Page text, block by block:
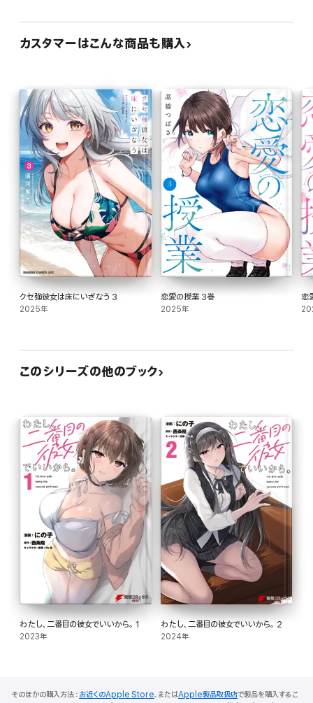
「つまらないな、つまらないよ。」
そして彼女を傷つけた。
橘さんが俺を好きなことをいいことに
橘さんのせいにして、
なのに早坂さんも裏切れないって
自分に言い訳して……。
だから泣かせた。
己の悪徳を自覚しながら
この不道徳な恋の片棒を担ぐべきだ――。
カスタマーはこんな商品も購入
クセ強彼女は床にいざなう 3
2025年
恋愛の授業 3巻
2025年
恋
このシリーズの他のブック
わたし、二番目の彼女でいいから。 1
2023年
わたし、二番目の彼女でいいから。 2
2024年
そのほかの購入方法： お近くのApple Store、またはApple製品取扱店で製品を購入するこ